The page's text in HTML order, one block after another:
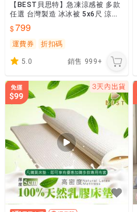
【BEST貝思特】急凍涼感被 多款
任選 台灣製造 冰冰被 5x6尺 涼被
799
運費券 折扣碼
5.0 銷售 999+